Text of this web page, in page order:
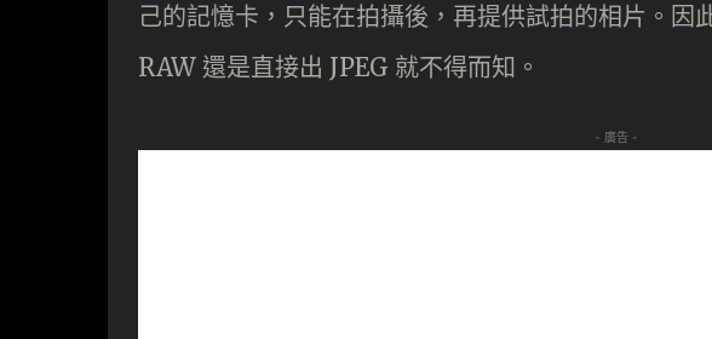
己的記憶卡，只能在拍攝後，再提供試拍的相片。因
RAW 還是直接出 JPEG 就不得而知。
- 廣告 -